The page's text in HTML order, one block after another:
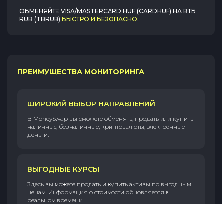
ОБМЕНЯЙТЕ VISA/MASTERCARD HUF (CARDHUF) НА ВТБ
RUB (TBRUB) БЫСТРО И БЕЗОПАСНО.
ПРЕИМУЩЕСТВА МОНИТОРИНГА
ШИРОКИЙ ВЫБОР НАПРАВЛЕНИЙ
В MoneySwap вы сможете обменять, продать или купить
наличные, безналичные, криптовалюты, электронные
деньги.
ВЫГОДНЫЕ КУРСЫ
Здесь вы можете продать и купить активы по выгодным
ценам. Информация о стоимости обновляется в
реальном времени.